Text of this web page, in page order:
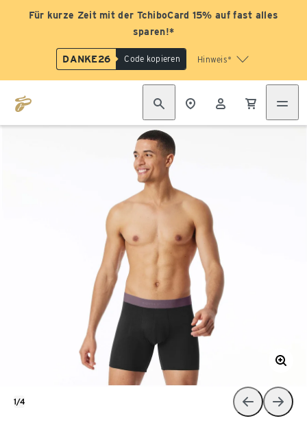
Für kurze Zeit mit der TchiboCard 15% auf fast alles
sparen!*
DANKE26 Code kopieren Hinweis*
1/4